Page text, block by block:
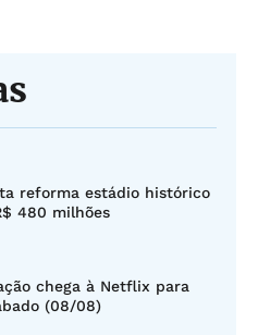
reforma estádio histórico
480 milhões
chega à Netflix para
(08/08)